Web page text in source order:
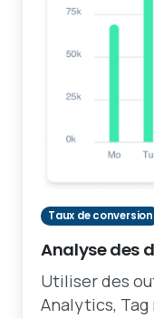
Taux de conversion
Analyse des
Utiliser des
Analytics, Tag